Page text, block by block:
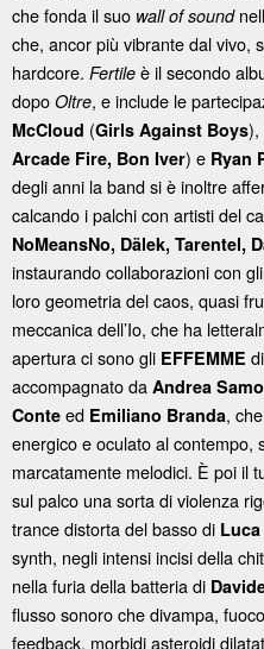
che fonda il suo wall of sound
che, ancor più vibrante dal vivo,
hardcore. Fertile è il secondo
dopo Oltre, e include le
McCloud (Girls Against Boys),
Arcade Fire, Bon Iver) e Ryan
degli anni la band si è inoltre
calcando i palchi con artisti del
NoMeansNo, Dälek, Tarentel,
instaurando collaborazioni con gli
loro geometria del caos, quasi
meccanica dell’Io, che ha
apertura ci sono gli EFFEMME di
accompagnato da Andrea
Conte ed Emiliano Branda,
energico e oculato al contempo,
marcatamente melodici. È poi il
sul palco una sorta di violenza
trance distorta del basso di
synth, negli intensi incisi della
nella furia della batteria di
flusso sonoro che divampa,
feedback, morbidi asteroidi